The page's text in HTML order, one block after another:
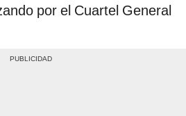
por el Cuartel General